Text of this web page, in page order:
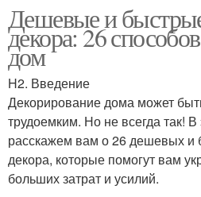
Дешевые и
декора: 26
дом
H2. Введение
Декорирование дома может
трудоемким. Но не всегда так!
расскажем вам о 26 дешевых и
декора, которые помогут вам
больших затрат и усилий.